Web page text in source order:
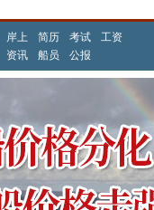
岸上 简历 考试
工资
资讯 船员 公报